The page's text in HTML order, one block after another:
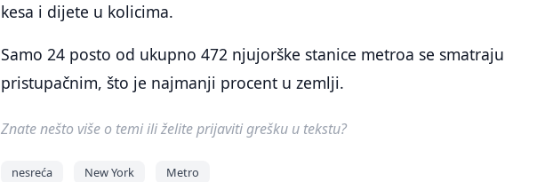
kesa i dijete u kolicima.
Samo 24 posto od ukupno 472 njujorške stanice metroa se smatraju
pristupačnim, što je najmanji procent u zemlji.
Znate nešto više o temi ili želite prijaviti grešku u tekstu?
nesreća New York Metro